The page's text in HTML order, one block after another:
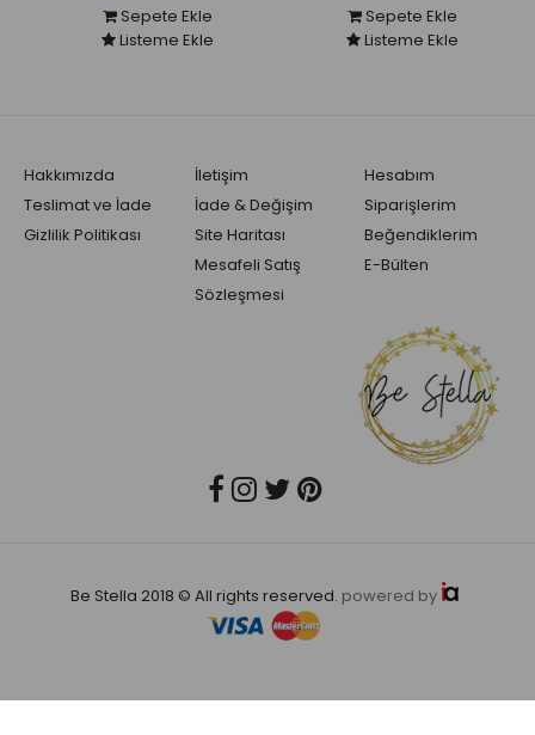
Sepete Ekle
Listeme Ekle
Sepete Ekle
Listeme Ekle
Hakkımızda
Teslimat ve İade
Gizlilik Politikası
İletişim
İade & Değişim
Site Haritası
Mesafeli Satış
Sözleşmesi
Hesabım
Siparişlerim
Beğendiklerim
E-Bülten
Be Stella 2018 © All rights reserved. powered by